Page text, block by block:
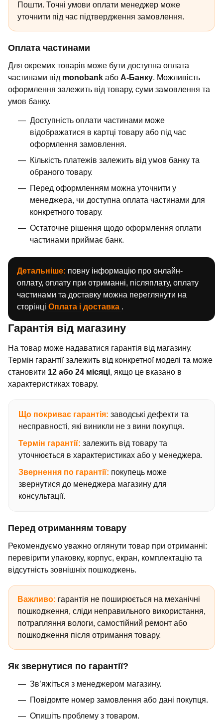
Пошти. Точні умови оплати менеджер може
уточнити під час підтвердження замовлення.
Оплата частинами
Для окремих товарів може бути доступна оплата
частинами від monobank або А-Банку. Можливість
оформлення залежить від товару, суми замовлення та
умов банку.
Доступність оплати частинами може
відображатися в картці товару або під час
оформлення замовлення.
Кількість платежів залежить від умов банку та
обраного товару.
Перед оформленням можна уточнити у
менеджера, чи доступна оплата частинами для
конкретного товару.
Остаточне рішення щодо оформлення оплати
частинами приймає банк.
Детальніше: повну інформацію про онлайн-
оплату, оплату при отриманні, післяплату, оплату
частинами та доставку можна переглянути на
сторінці Оплата і доставка .
Гарантія від магазину
На товар може надаватися гарантія від магазину.
Термін гарантії залежить від конкретної моделі та може
становити 12 або 24 місяці, якщо це вказано в
характеристиках товару.
Що покриває гарантія: заводські дефекти та
несправності, які виникли не з вини покупця.
Термін гарантії: залежить від товару та
уточнюється в характеристиках або у менеджера.
Звернення по гарантії: покупець може
звернутися до менеджера магазину для
консультації.
Перед отриманням товару
Рекомендуємо уважно оглянути товар при отриманні:
перевірити упаковку, корпус, екран, комплектацію та
відсутність зовнішніх пошкоджень.
Важливо: гарантія не поширюється на механічні
пошкодження, сліди неправильного використання,
потрапляння вологи, самостійний ремонт або
пошкодження після отримання товару.
Як звернутися по гарантії?
Зв’яжіться з менеджером магазину.
Повідомте номер замовлення або дані покупця.
Опишіть проблему з товаром.